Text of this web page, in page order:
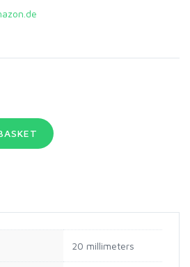
20 millimeters